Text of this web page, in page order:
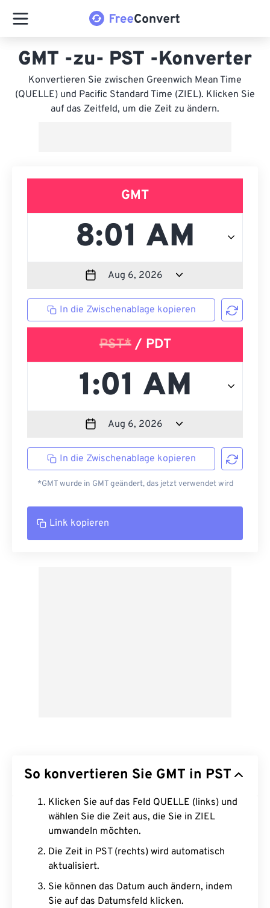
GMT -zu- PST -Konverter
Konvertieren Sie zwischen Greenwich Mean Time
(QUELLE) und Pacific Standard Time (ZIEL). Klicken Sie
auf das Zeitfeld, um die Zeit zu ändern.
GMT
In die Zwischenablage kopieren
PST*/ PDT
In die Zwischenablage kopieren
*GMT wurde in GMT geändert, das jetzt verwendet wird
Link kopieren
So konvertieren Sie GMT in PST
Klicken Sie auf das Feld QUELLE (links) und
wählen Sie die Zeit aus, die Sie in ZIEL
umwandeln möchten.
Die Zeit in PST (rechts) wird automatisch
aktualisiert.
Sie können das Datum auch ändern, indem
Sie auf das Datumsfeld klicken.